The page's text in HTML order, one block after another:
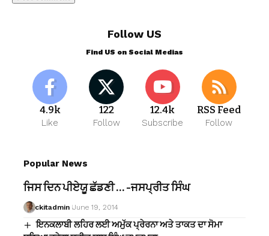
Follow US
Find US on Social Medias
4.9k
Like
122
Follow
12.4k
Subscribe
RSS Feed
Follow
Popular News
ਜਿਸ ਦਿਨ ਪੀਏਯੂ ਛੱਡਣੀ … -ਜਸਪ੍ਰੀਤ ਸਿੰਘ
ckitadmin June 19, 2014
ਇਨਕਲਾਬੀ ਲਹਿਰ ਲਈ ਅਮੁੱਕ ਪ੍ਰੇਰਨਾ ਅਤੇ ਤਾਕਤ ਦਾ ਸੋਮਾ